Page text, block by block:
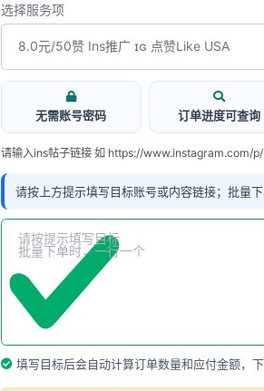
选择服务项
无需账号密码 订单进度可查询
请输入ins帖子链接 如 https://www.instagram.com/
请按上方提示填写目标账号或内容链接；批量下
填写目标后会自动计算订单数量和应付金额，下